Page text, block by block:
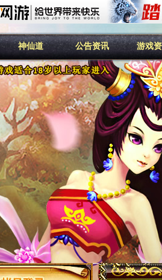
神仙道 公告资讯 游戏